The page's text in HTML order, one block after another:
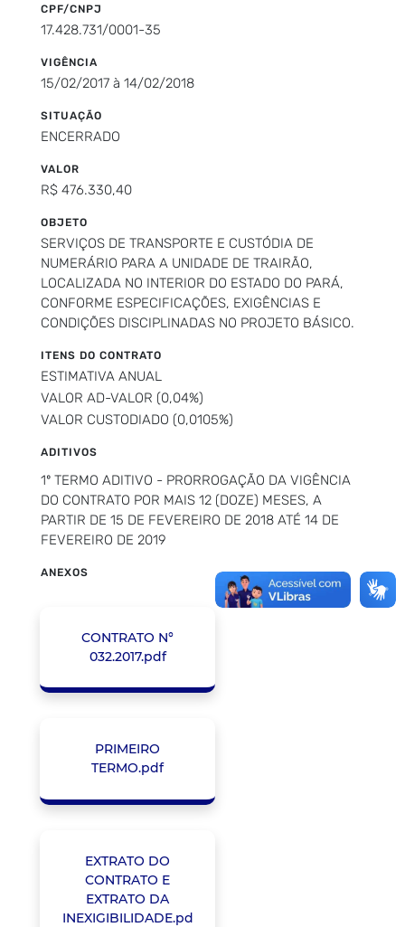
CPF/CNPJ
17.428.731/0001-35
VIGÊNCIA
15/02/2017 à 14/02/2018
SITUAÇÃO
ENCERRADO
VALOR
R$ 476.330,40
OBJETO
SERVIÇOS DE TRANSPORTE E CUSTÓDIA DE
NUMERÁRIO PARA A UNIDADE DE TRAIRÃO,
LOCALIZADA NO INTERIOR DO ESTADO DO PARÁ,
CONFORME ESPECIFICAÇÕES, EXIGÊNCIAS E
CONDIÇÕES DISCIPLINADAS NO PROJETO BÁSICO.
ITENS DO CONTRATO
ESTIMATIVA ANUAL
VALOR AD-VALOR (0,04%)
VALOR CUSTODIADO (0,0105%)
ADITIVOS
1º TERMO ADITIVO - PRORROGAÇÃO DA VIGÊNCIA
DO CONTRATO POR MAIS 12 (DOZE) MESES, A
PARTIR DE 15 DE FEVEREIRO DE 2018 ATÉ 14 DE
FEVEREIRO DE 2019
ANEXOS
CONTRATO N°
032.2017.pdf
PRIMEIRO
TERMO.pdf
EXTRATO DO
CONTRATO E
EXTRATO DA
INEXIGIBILIDADE.pd